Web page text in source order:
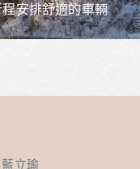
安排舒適的車輛
立瑜